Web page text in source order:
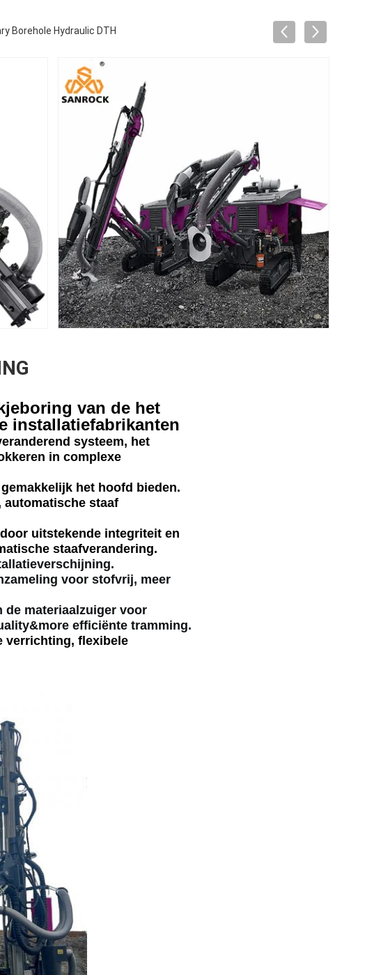
Borehole Hydraulic DTH
van de het
installatiefabrikanten
systeem, het
in complexe
het hoofd bieden.
automatische staaf
uitstekende integriteit en
staafverandering.
voor stofvrij, meer
materiaalzuiger voor
efficiënte tramming.
verrichting, flexibele